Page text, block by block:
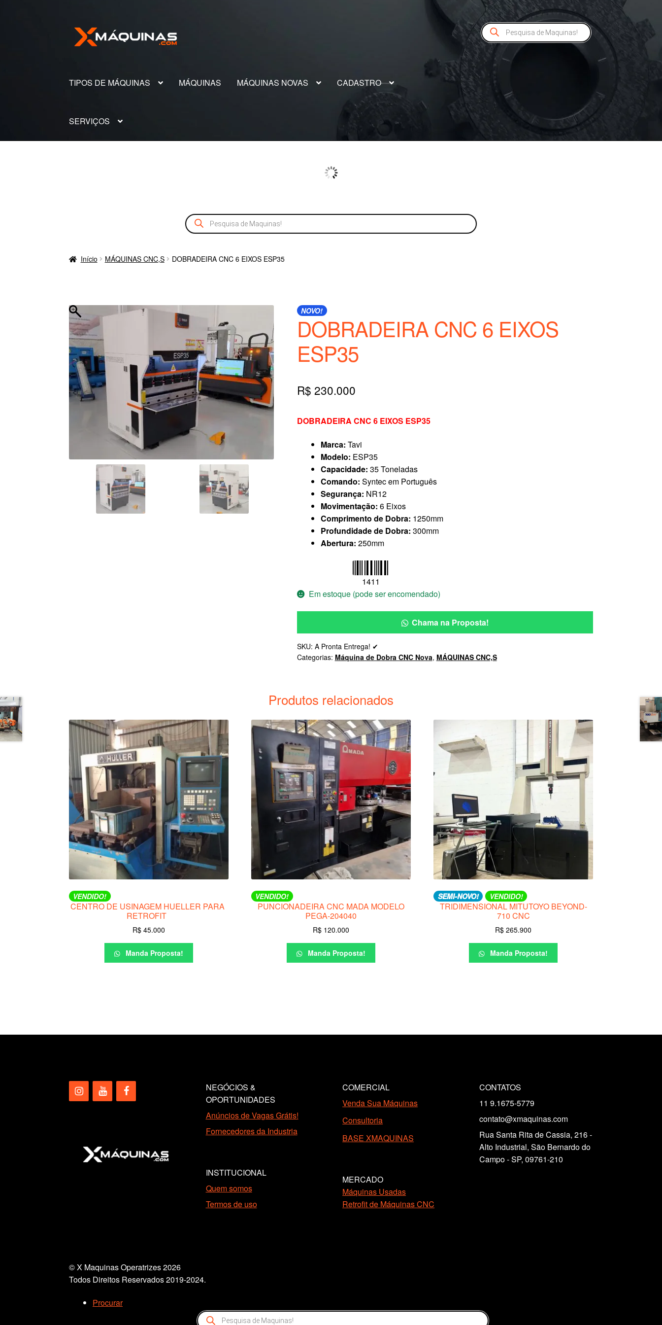
Pular
para
Pular
para
Pesquisar
produtos
TIPOS DE MÁQUINAS MÁQUINAS MÁQUINAS NOVAS CADASTRO
SERVIÇOS
Pesquisar
produtos
Início MÁQUINAS CNC,S DOBRADEIRA CNC 6 EIXOS ESP35
NOVO!
DOBRADEIRA CNC 6 EIXOS
ESP35
R$ 230.000
DOBRADEIRA CNC 6 EIXOS ESP35
Marca: Tavi
Modelo: ESP35
Capacidade: 35 Toneladas
Comando: Syntec em Português
Segurança: NR12
Movimentação: 6 Eixos
Comprimento de Dobra: 1250mm
Profundidade de Dobra: 300mm
Abertura: 250mm
1411
Em estoque (pode ser encomendado)
Chama na Proposta!
SKU: A Pronta Entrega! ✔
Categorias: Máquina de Dobra CNC Nova, MÁQUINAS CNC,S
Produtos relacionados
VENDIDO!
CENTRO DE USINAGEM HUELLER PARA
RETROFIT
R$45.000
Manda Proposta!
VENDIDO!
PUNCIONADEIRA CNC MADA MODELO
PEGA-204040
R$120.000
Manda Proposta!
SEMI-NOVO! VENDIDO!
TRIDIMENSIONAL MITUTOYO BEYOND-
710 CNC
R$ 265.900
Manda Proposta!
NEGÓCIOS &
OPORTUNIDADES
Anúncios de Vagas Grátis!
Fornecedores da Industria
INSTITUCIONAL
Quem somos
Termos de uso
COMERCIAL
Venda Sua Máquinas
Consultoria
BASE XMAQUINAS
MERCADO
Máquinas Usadas
Retrofit de Máquinas CNC
CONTATOS
11 9.1675-5779
contato@xmaquinas.com
Rua Santa Rita de Cassia, 216 -
Alto Industrial, São Bernardo do
Campo - SP, 09761-210
© X Maquinas Operatrizes 2026
Todos Direitos Reservados 2019-2024.
Procurar
Pesquisar
produtos